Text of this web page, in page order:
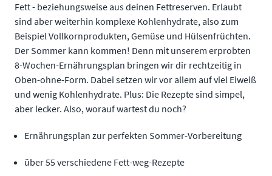
Fett - beziehungsweise aus deinen Fettreserven. Erlaubt
sind aber weiterhin komplexe Kohlenhydrate, also zum
Beispiel Vollkornprodukten, Gemüse und Hülsenfrüchten.
Der Sommer kann kommen! Denn mit unserem erprobten
8-Wochen-Ernährungsplan bringen wir dir rechtzeitig in
Oben-ohne-Form. Dabei setzen wir vor allem auf viel Eiweiß
und wenig Kohlenhydrate. Plus: Die Rezepte sind simpel,
aber lecker. Also, worauf wartest du noch?
Ernährungsplan zur perfekten Sommer-Vorbereitung
über 55 verschiedene Fett-weg-Rezepte